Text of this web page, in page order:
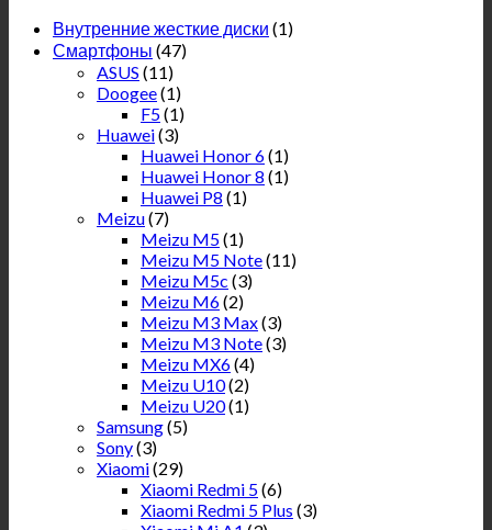
Внутренние жесткие диски (1)
Смартфоны (47)
ASUS (11)
Doogee(1)
F5(1)
Huawei(3)
Huawei Honor 6(1)
Huawei Honor 8 (1)
Huawei P8 (1)
Meizu(7)
Meizu M5(1)
Meizu M5 Note(11)
Meizu M5c (3)
Meizu M6(2)
Meizu M3 Max(3)
Meizu M3 Note(3)
Meizu MX6(4)
Meizu U10(2)
Meizu U20(1)
Samsung(5)
Sony(3)
Xiaomi(29)
Xiaomi Redmi 5(6)
Xiaomi Redmi 5 Plus (3)